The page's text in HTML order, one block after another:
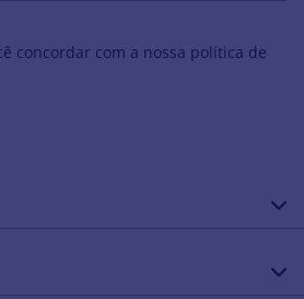
concordar com a nossa política de